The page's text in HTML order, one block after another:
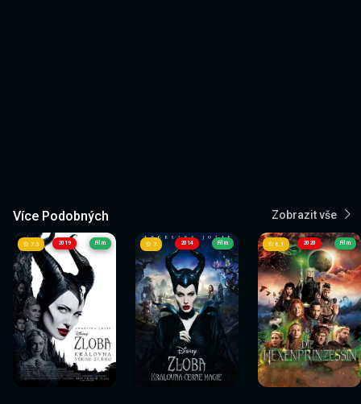
Více Podobných Zobrazit vše
2019
Sledovat
nyní
7.3 Film
Sledovat
nyní
2014
Sledovat
nyní
7 Film
Sledovat
nyní
2020
Sledovat
nyní
6.1 Film
Sledovat
nyní